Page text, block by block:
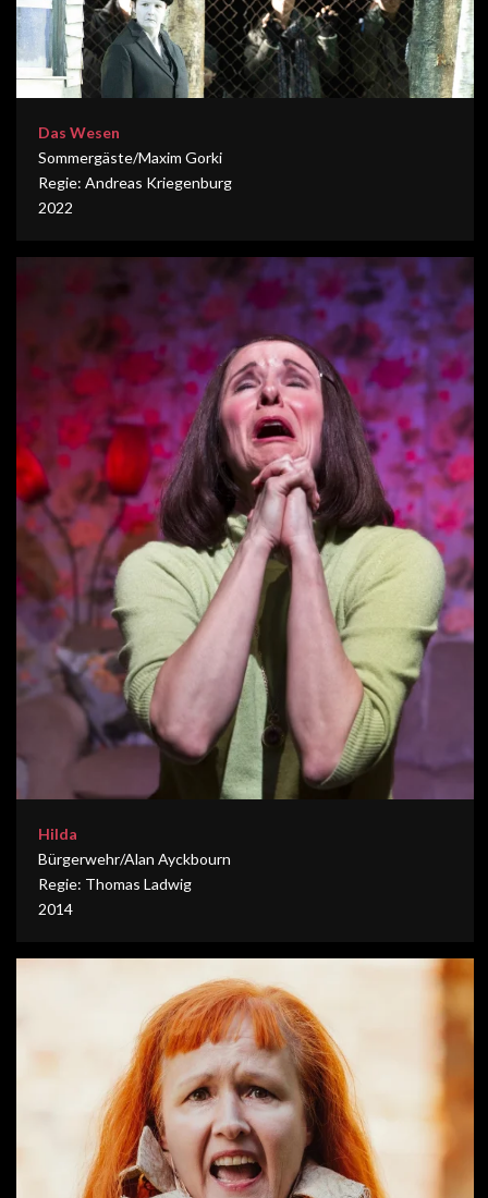
Das Wesen
Sommergäste/Maxim Gorki
Regie: Andreas Kriegenburg
2022
Hilda
Bürgerwehr/Alan Ayckbourn
Regie: Thomas Ladwig
2014